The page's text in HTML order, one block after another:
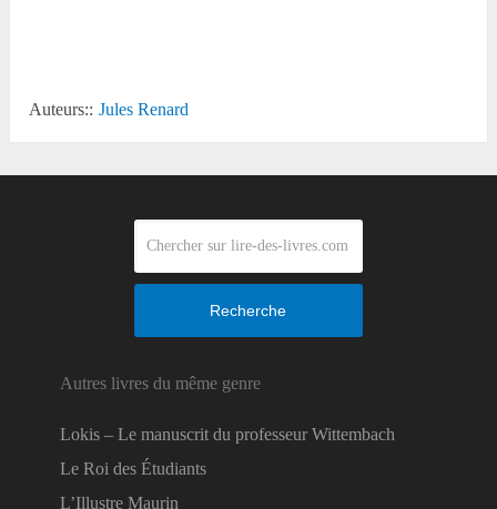
Auteurs:: Jules Renard
Recherche
Autres livres du même genre
Lokis – Le manuscrit du professeur Wittembach
Le Roi des Étudiants
L’Illustre Maurin